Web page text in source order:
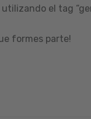
el tag
formes parte!